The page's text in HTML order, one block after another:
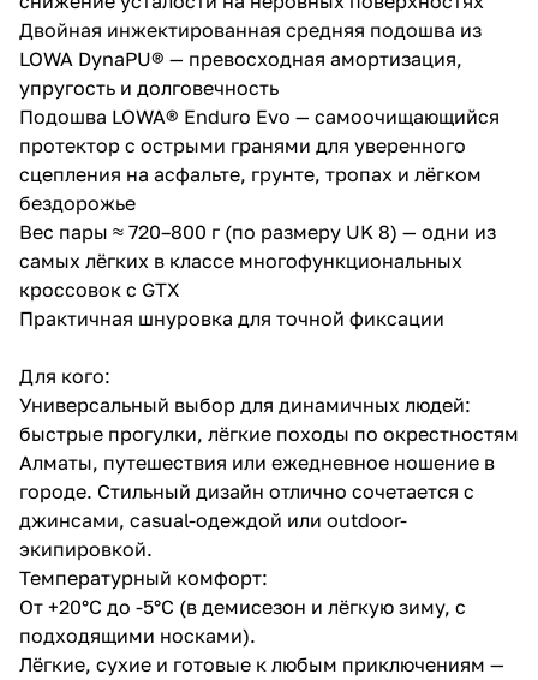
Двойная инжектированная средняя подошва из
LOWA DynaPU® — превосходная амортизация,
упругость и долговечность
Подошва LOWA® Enduro Evo — самоочищающийся
протектор с острыми гранями для уверенного
сцепления на асфальте, грунте, тропах и лёгком
бездорожье
Вес пары ≈ 720–800 г (по размеру UK 8) — одни из
самых лёгких в классе многофункциональных
кроссовок с GTX
Практичная шнуровка для точной фиксации
Для кого:
Универсальный выбор для динамичных людей:
быстрые прогулки, лёгкие походы по окрестностям
Алматы, путешествия или ежедневное ношение в
городе. Стильный дизайн отлично сочетается с
джинсами, casual-одеждой или outdoor-
экипировкой.
Температурный комфорт:
От +20°C до -5°C (в демисезон и лёгкую зиму, с
подходящими носками).
Лёгкие, сухие и готовые к любым приключениям —